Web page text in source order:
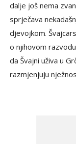
dalje još nema
sprječava
djevojkom.
o njihovom
da Švajni uživa u
razmjenjuju